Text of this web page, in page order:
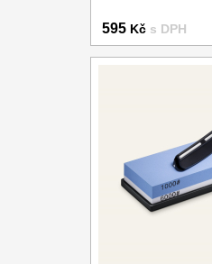
595 Kč s DPH